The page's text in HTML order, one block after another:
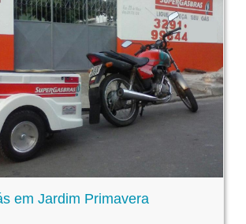
em Jardim Primavera